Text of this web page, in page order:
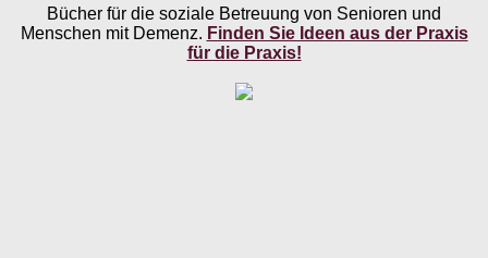
Bücher für die soziale Betreuung von Senioren und
Menschen mit Demenz. Finden Sie Ideen aus der Praxis
für die Praxis!